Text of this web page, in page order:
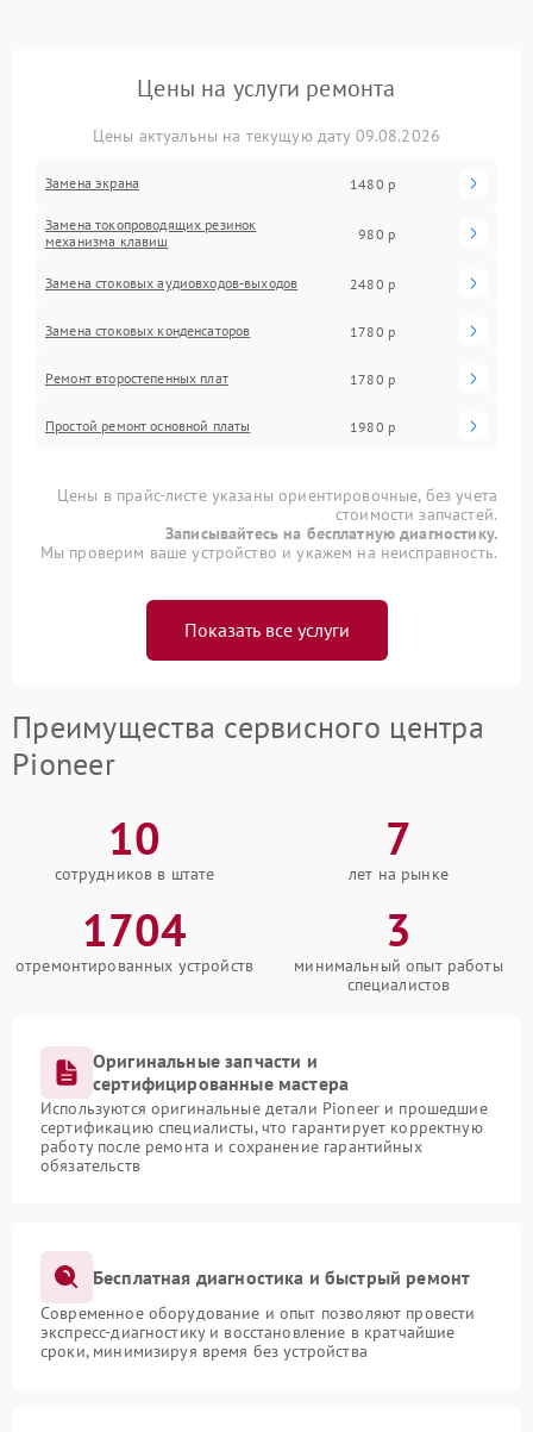
Цены на услуги ремонта
Цены актуальны на текущую дату 09.08.2026
Замена экрана 1480 р
Замена токопроводящих резинок
механизма клавиш
980 р
Замена стоковых аудиовходов-выходов 2480 р
Замена стоковых конденсаторов 1780 р
Ремонт второстепенных плат 1780 р
Простой ремонт основной платы 1980 р
Цены в прайс-листе указаны ориентировочные, без учета
стоимости запчастей.
Записывайтесь на бесплатную диагностику.
Мы проверим ваше устройство и укажем на неисправность.
Показать все услуги
Преимущества сервисного центра
Pioneer
10
сотрудников в штате
7
лет на рынке
1704
отремонтированных устройств
3
минимальный опыт работы
специалистов
Оригинальные запчасти и
сертифицированные мастера
Используются оригинальные детали Pioneer и прошедшие
сертификацию специалисты, что гарантирует корректную
работу после ремонта и сохранение гарантийных
обязательств
Бесплатная диагностика и быстрый ремонт
Современное оборудование и опыт позволяют провести
экспресс-диагностику и восстановление в кратчайшие
сроки, минимизируя время без устройства